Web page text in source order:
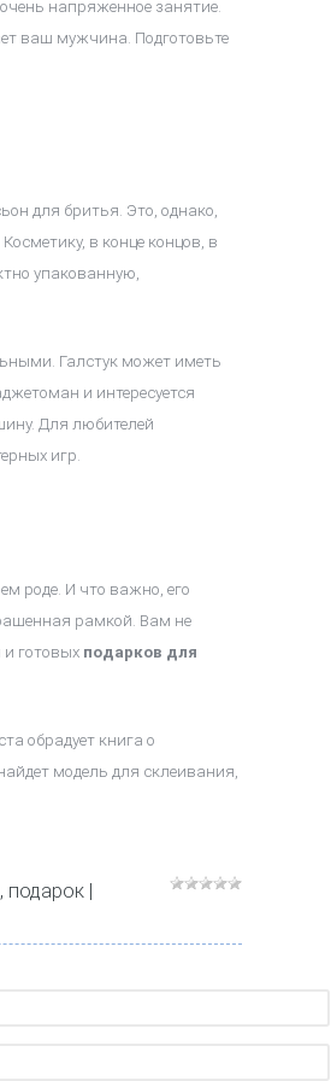
напряженное занятие.
ваш мужчина. Подготовьте
для бритья. Это, однако,
в конце концов, в
упакованную,
Галстук может иметь
и интересуется
Для любителей
игр.
роде. И что важно, его
рамкой. Вам не
и готовых подарков для
обрадует книга о
модель для склеивания,
, подарок|